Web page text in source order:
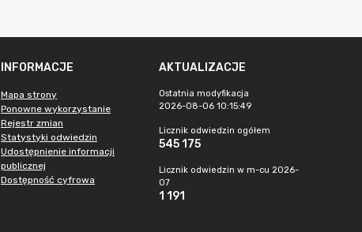
INFORMACJE
Mapa strony
Ponowne wykorzystanie
Rejestr zmian
Statystyki odwiedzin
Udostępnienie informacji
publicznej
Dostępność cyfrowa
AKTUALIZACJE
Ostatnia modyfikacja
2026-08-06 10:15:49
Licznik odwiedzin ogółem
545 175
Licznik odwiedzin w m-cu 2026-
07
1 191